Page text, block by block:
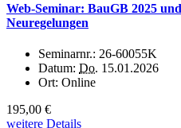
Web-Seminar: BauGB 2025
Neuregelungen
Seminarnr.: 26-60055K
Datum: Do. 15.01.2026
Ort: Online
195,00 €
weitere Details